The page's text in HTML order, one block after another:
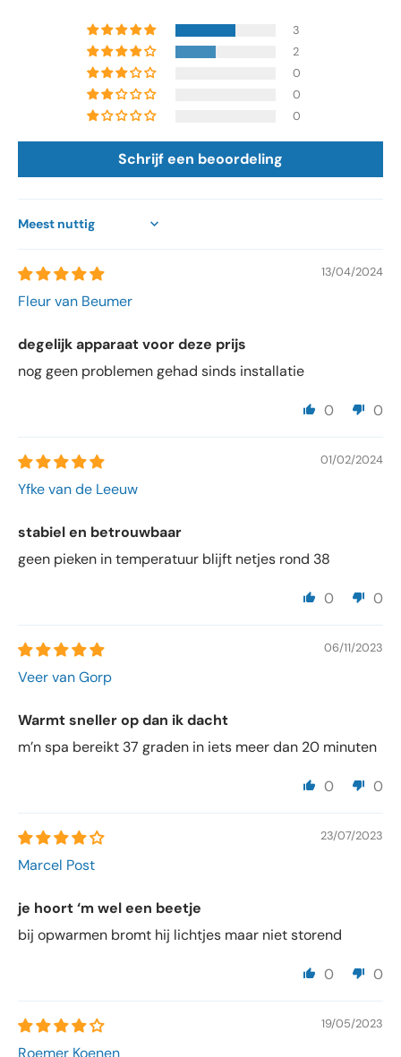
3
2
0
0
0
Schrijf een beoordeling
Sort by
13/04/2024
Fleur van Beumer
degelijk apparaat voor deze prijs
nog geen problemen gehad sinds installatie
0 0
01/02/2024
Yfke van de Leeuw
stabiel en betrouwbaar
geen pieken in temperatuur blijft netjes rond 38
0 0
06/11/2023
Veer van Gorp
Warmt sneller op dan ik dacht
m’n spa bereikt 37 graden in iets meer dan 20 minuten
0 0
23/07/2023
Marcel Post
je hoort ‘m wel een beetje
bij opwarmen bromt hij lichtjes maar niet storend
0 0
19/05/2023
Roemer Koenen